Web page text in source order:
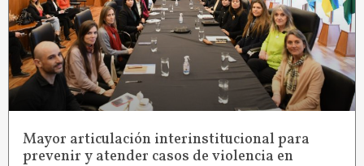
Mayor articulación interinstitucional para
prevenir y atender casos de violencia en